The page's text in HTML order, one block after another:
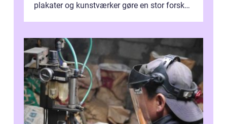
plakater og kunstværker gøre en stor forskel.